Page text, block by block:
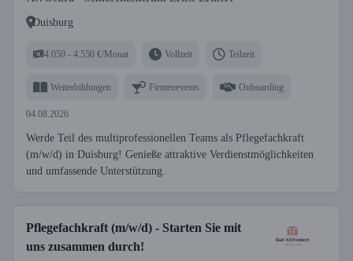
Duisburg
4.050 - 4.550 €/Monat Vollzeit Teilzeit
Weiterbildungen Firmenevents Onboarding
04.08.2026
Werde Teil des multiprofessionellen Teams als Pflegefachkraft
(m/w/d) in Duisburg! Genieße attraktive Verdienstmöglichkeiten
und umfassende Unterstützung.
Pflegefachkraft (m/w/d) - Starten Sie mit
uns zusammen durch!